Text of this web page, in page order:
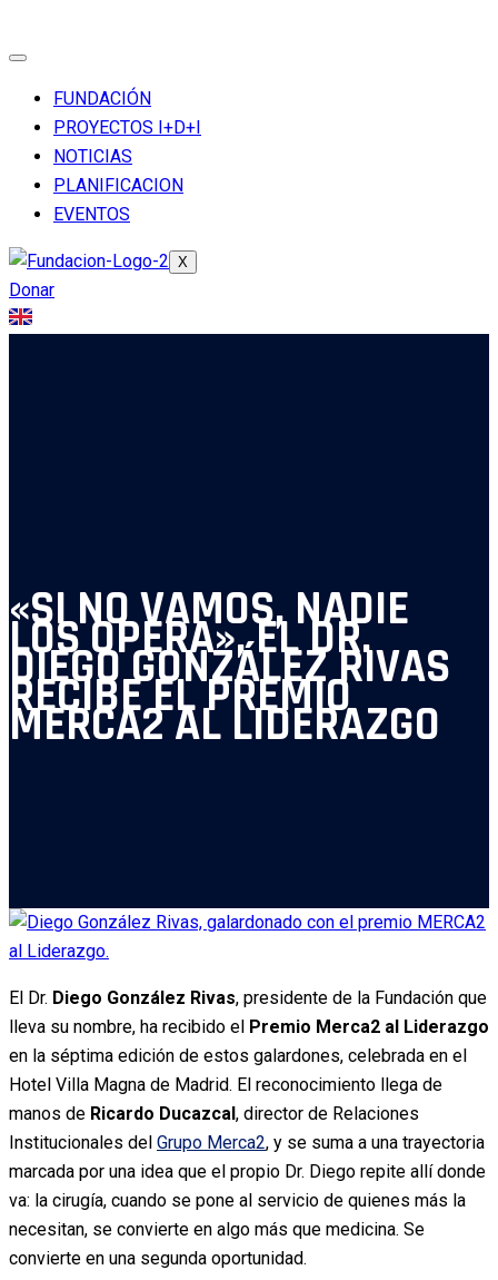
FUNDACIÓN
PROYECTOS I+D+I
NOTICIAS
PLANIFICACION
EVENTOS
X
Donar
«SI NO VAMOS, NADIE
LOS OPERA», EL DR.
DIEGO GONZÁLEZ RIVAS
RECIBE EL PREMIO
MERCA2 AL LIDERAZGO
El Dr. Diego González Rivas, presidente de la Fundación que
lleva su nombre, ha recibido el Premio Merca2 al Liderazgo
en la séptima edición de estos galardones, celebrada en el
Hotel Villa Magna de Madrid. El reconocimiento llega de
manos de Ricardo Ducazcal, director de Relaciones
Institucionales del Grupo Merca2, y se suma a una trayectoria
marcada por una idea que el propio Dr. Diego repite allí donde
va: la cirugía, cuando se pone al servicio de quienes más la
necesitan, se convierte en algo más que medicina. Se
convierte en una segunda oportunidad.